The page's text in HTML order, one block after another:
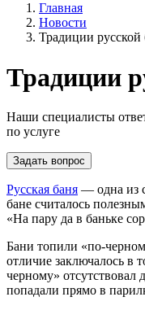
Главная
Новости
Традиции русской
Традиции
Наши специалисты
по услуге
Задать вопрос
Русская баня — одна из
бане считалось
«На пару да в баньке
Бани топили «по-
отличие заключалось в
черному»
попадали прямо в